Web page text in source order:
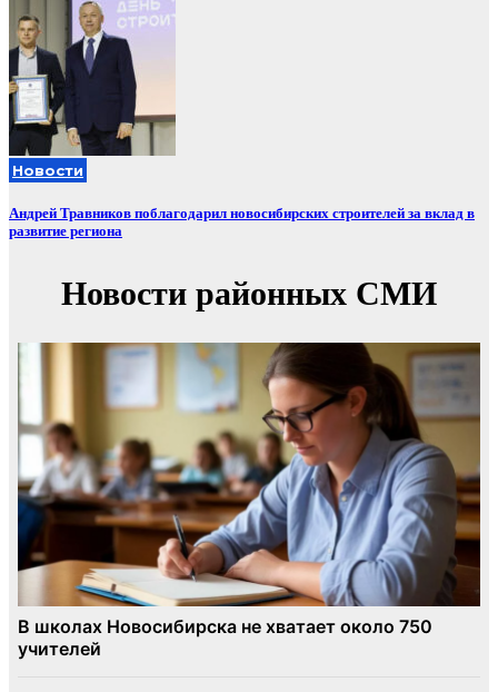
Новости
Андрей Травников поблагодарил новосибирских строителей за вклад в
развитие региона